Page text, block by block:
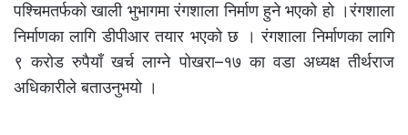
पश्चिमतर्फको खाली भुभागमा रंगशाला निर्माण हुने भएको हो ।रंगशाला
निर्माणका लागि डीपीआर तयार भएको छ । रंगशाला निर्माणका लागि
९ करोड रुपैयाँ खर्च लाग्ने पोखरा–१७ का वडा अध्यक्ष तीर्थराज
अधिकारीले बताउनुभयो ।